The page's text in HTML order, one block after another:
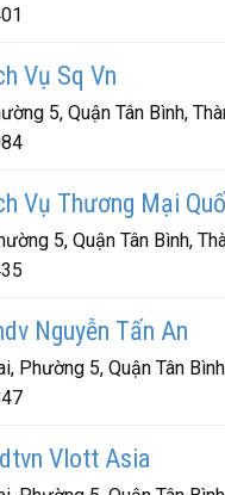
Vụ Sq Vn
5, Quận Tân Bình,
Vụ Thương Mại
5, Quận Tân Bình,
Nguyễn Tấn An
Phường 5, Quận Tân
Vlott Asia